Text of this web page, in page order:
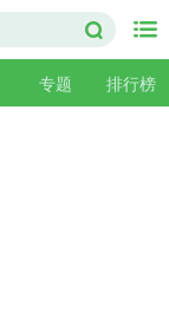
专题
排行榜